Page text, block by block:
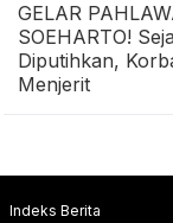
GELAR
SOEHARTO!
Diputihkan,
Menjerit
Indeks Berita